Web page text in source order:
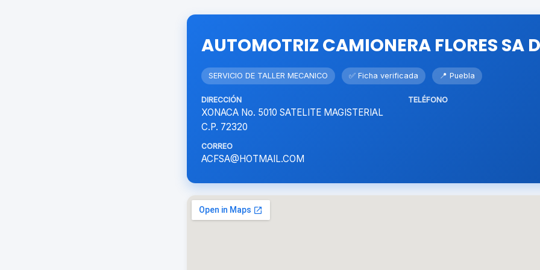
AUTOMOTRIZ CAMIONERA FLORES SA
SERVICIO DE TALLER MECANICO ✅ Ficha verificada 📍 Puebla
DIRECCIÓN
XONACA No. 5010 SATELITE MAGISTERIAL
C.P. 72320
TELÉFONO
CORREO
ACFSA@HOTMAIL.COM